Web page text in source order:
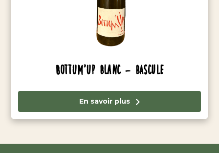
Bottum’Up Blanc – Bascule
En savoir plus